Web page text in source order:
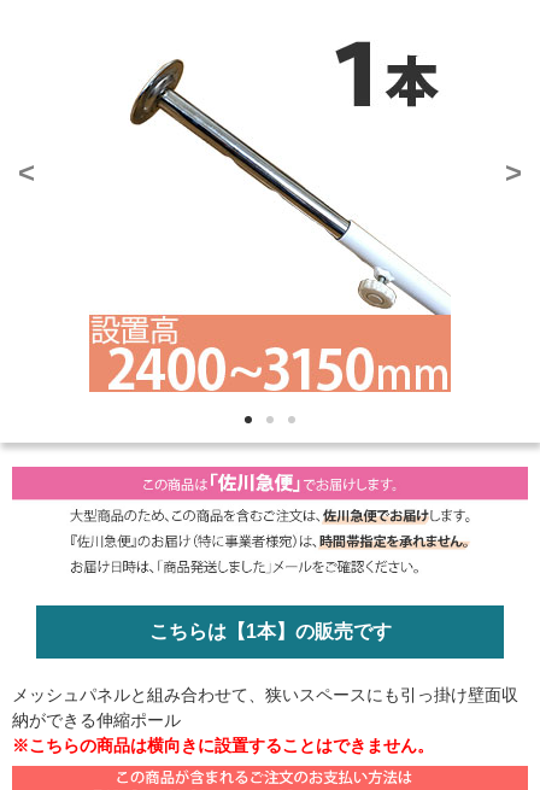
< >
こちらは【1本】の販売です
メッシュパネルと組み合わせて、狭いスペースにも引っ掛け壁面収
納ができる伸縮ポール
※こちらの商品は横向きに設置することはできません。